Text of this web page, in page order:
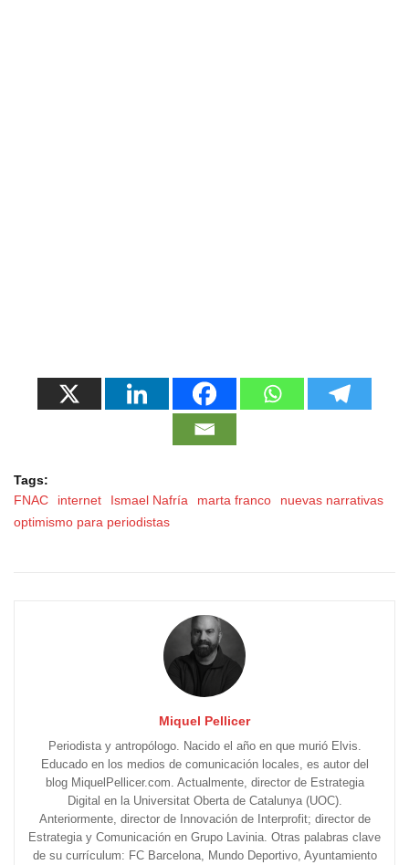
Tags:
FNAC
internet Ismael Nafría marta franco
nuevas narrativas
optimismo para periodistas
Miquel Pellicer
Periodista y antropólogo. Nacido el año en que murió Elvis.
Educado en los medios de comunicación locales, es autor del
blog MiquelPellicer.com. Actualmente, director de Estrategia
Digital en la Universitat Oberta de Catalunya (UOC).
Anteriormente, director de Innovación de Interprofit; director de
Estrategia y Comunicación en Grupo Lavinia. Otras palabras clave
de su currículum: FC Barcelona, Mundo Deportivo, Ayuntamiento